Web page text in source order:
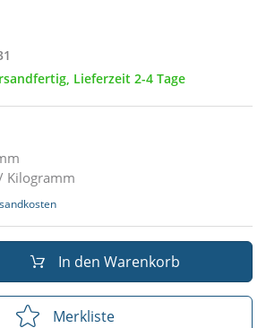
Lieferzeit 2-4 Tage
Kilogramm
In den Warenkorb
Merkliste